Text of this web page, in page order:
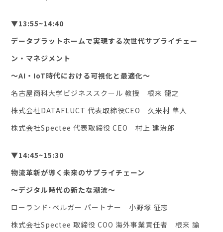
▼13:55~14:40
データプラットホームで実現する次世代サプライチェー
ン・マネジメント
〜AI・IoT時代における可視化と最適化〜
名古屋商科大学ビジネススクール 教授 根来 龍之
株式会社DATAFLUCT 代表取締役CEO 久米村 隼人
株式会社Spectee 代表取締役 CEO 村上 建治郎
▼14:45~15:30
物流革新が導く未来のサプライチェーン
〜デジタル時代の新たな潮流〜
ローランド･ベルガー パートナー 小野塚 征志
株式会社Spectee 取締役 COO 海外事業責任者 根来 諭